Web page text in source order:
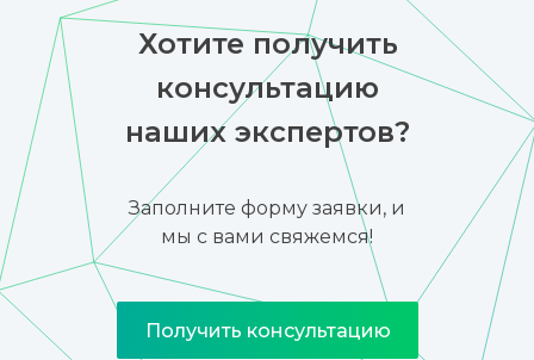
Хотите получить
консультацию
наших экспертов?
Заполните форму заявки, и
мы с вами свяжемся!
Получить консультацию